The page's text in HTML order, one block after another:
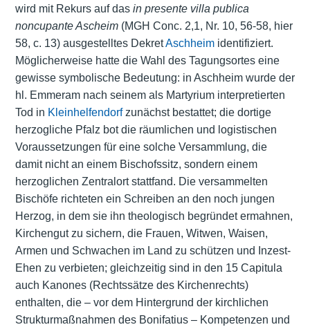
wird mit Rekurs auf das in presente villa publica
noncupante Ascheim(MGH Conc. 2,1, Nr. 10, 56-58, hier
58, c. 13) ausgestelltes DekretAschheimidentifiziert.
Möglicherweise hatte die Wahl des Tagungsortes eine
gewisse symbolische Bedeutung: in Aschheim wurde der
hl. Emmeram nach seinem als Martyrium interpretierten
Tod in Kleinhelfendorfzunächst bestattet; die dortige
herzogliche Pfalz bot die räumlichen und logistischen
Voraussetzungen für eine solche Versammlung, die
damit nicht an einem Bischofssitz, sondern einem
herzoglichen Zentralort stattfand. Die versammelten
Bischöfe richteten ein Schreiben an den noch jungen
Herzog, in dem sie ihn theologisch begründet ermahnen,
Kirchengut zu sichern, die Frauen, Witwen, Waisen,
Armen und Schwachen im Land zu schützen und Inzest-
Ehen zu verbieten; gleichzeitig sind in den 15 Capitula
auch Kanones (Rechtssätze des Kirchenrechts)
enthalten, die – vor dem Hintergrund der kirchlichen
Strukturmaßnahmen des Bonifatius – Kompetenzen und